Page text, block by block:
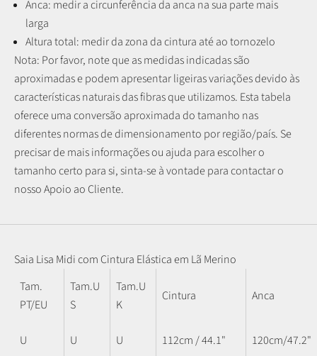
Anca: medir a circunferência da anca na sua parte mais
larga
Altura total: medir da zona da cintura até ao tornozelo
Nota: Por favor, note que as medidas indicadas são
aproximadas e podem apresentar ligeiras variações devido às
características naturais das fibras que utilizamos. Esta tabela
oferece uma conversão aproximada do tamanho nas
diferentes normas de dimensionamento por região/país. Se
precisar de mais informações ou ajuda para escolher o
tamanho certo para si, sinta-se à vontade para contactar o
nosso Apoio ao Cliente.
Saia Lisa Midi com Cintura Elástica em Lã Merino
Tam.
PT/EU
Tam.U
S
Tam.U
K
Cintura Anca
U U U 112cm / 44.1" 120cm/47.2"